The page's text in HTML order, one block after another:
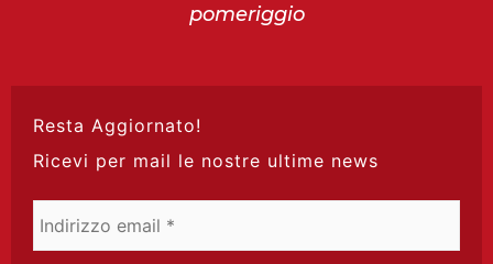
pomeriggio
Resta Aggiornato!
Ricevi per mail le nostre ultime news
email